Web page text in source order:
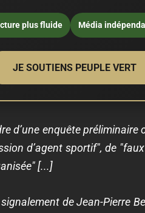
plus fluide Média
JE SOUTIENS PEUPLE VERT
d’une enquête
d’agent sportif", de
[...]
de Jean-Pierre